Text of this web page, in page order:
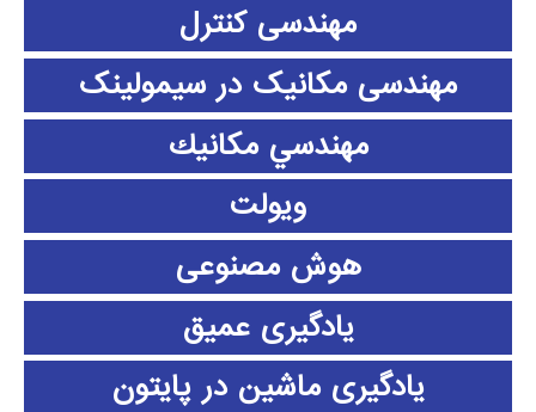
مهندسی کنترل
مهندسی مکانیک در سیمولینک
مهندسي مكانيك
ویولت
هوش مصنوعی
یادگیری عمیق
یادگیری ماشین در پایتون